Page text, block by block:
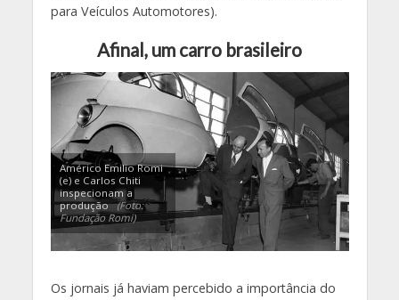
para Veículos Automotores).
Afinal, um carro brasileiro
Américo Emilio Romi
(e) e Carlos Chiti
inspecionam a
produção(Foto:
Fundação Romi)
Os jornais já haviam percebido a importância do